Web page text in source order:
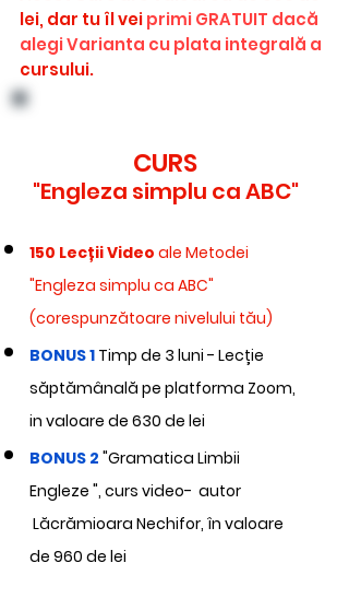
lei, dar tu îl veiprimi GRATUIT dacă
alegi Varianta cu plata integrală a
cursului.
CURS
"Engleza simplu ca ABC"
150 Lecții Video ale Metodei
"Engleza simplu ca ABC"
(corespunzătoare nivelului tău)
BONUS1 Timp de 3 luni - Lecție
săptămânală pe platforma Zoom,
in valoare de 630 de lei
BONUS 2 "Gramatica Limbii
Engleze ", curs video- autor
Lăcrămioara Nechifor, în valoare
de 960 de lei